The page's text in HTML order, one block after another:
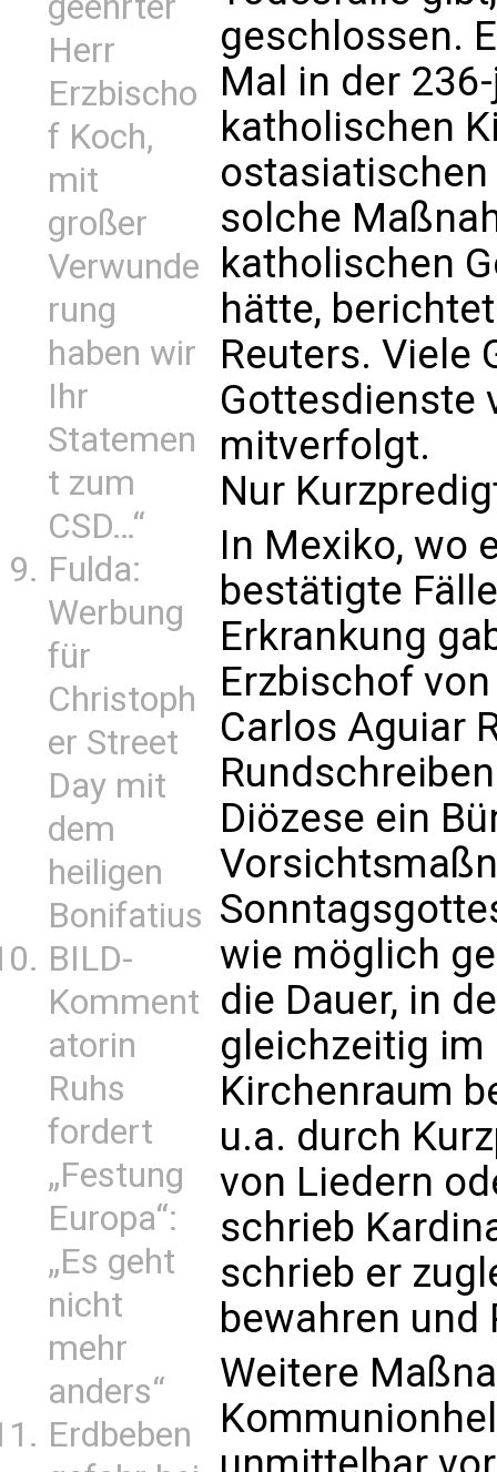
Herr
Erzbischo
f Koch,
mit
großer
Verwunde
rung
haben wir
Ihr
Statemen
t zum
CSD…“
Fulda:
Werbung
für
Christoph
er Street
Day mit
dem
heiligen
Bonifatius
BILD-
Komment
atorin
Ruhs
fordert
„Festung
Europa“:
„Es geht
nicht
mehr
anders“
Erdbeben
geschlossen.
Mal in der
katholischen
ostasiatischen
solche
katholischen
hätte,
Reuters. Viele
Gottesdienste
mitverfolgt.
Nur
In Mexiko, wo
bestätigte
Erkrankung
Erzbischof
Carlos Aguiar
Diözese ein
wie möglich
die Dauer, in
gleichzeitig
Kirchenraum
u.a. durch
von Liedern
schrieb
schrieb er
bewahren und
Weitere